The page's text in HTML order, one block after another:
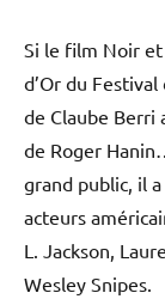
Si le film Noir et
d’Or du Festival
de Claube Berri
de Roger
grand public, il
acteurs
L. Jackson,
Wesley Snipes.